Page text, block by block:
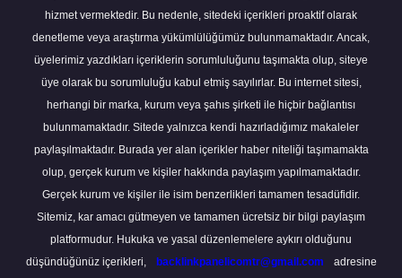
hizmet vermektedir. Bu nedenle, sitedeki içerikleri proaktif olarak
denetleme veya araştırma yükümlülüğümüz bulunmamaktadır. Ancak,
üyelerimiz yazdıkları içeriklerin sorumluluğunu taşımakta olup, siteye
üye olarak bu sorumluluğu kabul etmiş sayılırlar. Bu internet sitesi,
herhangi bir marka, kurum veya şahıs şirketi ile hiçbir bağlantısı
bulunmamaktadır. Sitede yalnızca kendi hazırladığımız makaleler
paylaşılmaktadır. Burada yer alan içerikler haber niteliği taşımamakta
olup, gerçek kurum ve kişiler hakkında paylaşım yapılmamaktadır.
Gerçek kurum ve kişiler ile isim benzerlikleri tamamen tesadüfidir.
Sitemiz, kar amacı gütmeyen ve tamamen ücretsiz bir bilgi paylaşım
platformudur. Hukuka ve yasal düzenlemelere aykırı olduğunu
düşündüğünüz içerikleri,
backlinkpanelicomtr@gmail.com adresine